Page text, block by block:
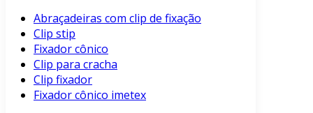
Abraçadeiras com clip de fixação
Clip stip
Fixador cônico
Clip para cracha
Clip fixador
Fixador cônico imetex